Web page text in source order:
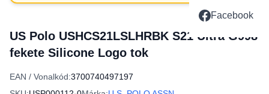
Facebook
US Polo USHCS21LSLHRBK S21 Ultra G998
fekete Silicone Logo tok
EAN / Vonalkód:3700740497197